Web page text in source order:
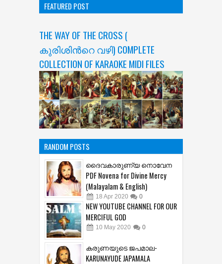
FEATURED POST
THE WAY OF THE CROSS (
കുരിശിന്‍റെ വഴി) COMPLETE
COLLECTION OF KARAOKE MIDI FILES
RANDOM POSTS
ദൈവകാരുണ്യ നൊവേന
PDF Novena for Divine Mercy
(Malayalam & English)
18 Apr 2020 0
NEW YOUTUBE CHANNEL FOR OUR
MERCIFUL GOD
10 May 2020 0
കരുണയുടെ ജപമാല-
KARUNAYUDE JAPAMALA